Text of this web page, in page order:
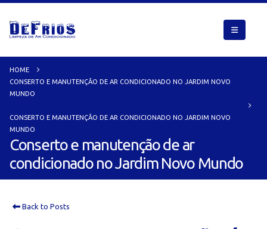
HOME
CONSERTO E MANUTENÇÃO DE AR CONDICIONADO NO JARDIM NOVO
MUNDO
CONSERTO E MANUTENÇÃO DE AR CONDICIONADO NO JARDIM NOVO
MUNDO
Conserto e manutenção de ar
condicionado no Jardim Novo Mundo
Back to Posts